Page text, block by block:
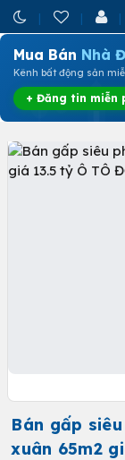
Mua Bán Nhà
Kênh bất động sản
+ Đăng tin miễn
Bán gấp
xuân 65m2